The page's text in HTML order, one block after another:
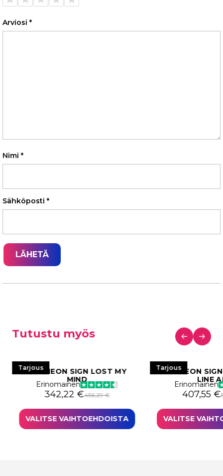
tähteätähteätähteätähteätähteä
Arviosi *
Nimi *
Sähköposti *
Tutustu myös
502,61 €.
Tarjous
LED NEON SIGN LOST MY
MIND
Erinomainen
456,29€
Alkuperäinen hinta oli: 456,29 €.
342,22 €
Nykyinen hinta on: 342,22 €.
VALITSE VAIHTOEHDOISTA
Tarjous
LED NEON
LINE
Erinomainen
407,55 €
VALITSE